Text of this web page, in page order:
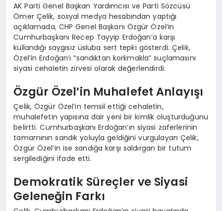
AK Parti Genel Başkan Yardımcısı ve Parti Sözcüsü
Ömer Çelik, sosyal medya hesabından yaptığı
açıklamada, CHP Genel Başkanı Özgür Özel’in
Cumhurbaşkanı Recep Tayyip Erdoğan’a karşı
kullandığı saygısız üsluba sert tepki gösterdi. Çelik,
Özel’in Erdoğan’ı “sandıktan korkmakla” suçlamasını
siyasi cehaletin zirvesi olarak değerlendirdi.
Özgür Özel’in Muhalefet Anlayışı
Çelik, Özgür Özel’in temsil ettiği cehaletin,
muhalefetin yapısına dair yeni bir kimlik oluşturduğunu
belirtti. Cumhurbaşkanı Erdoğan’ın siyasi zaferlerinin
tamamının sandık yoluyla geldiğini vurgulayan Çelik,
Özgür Özel’in ise sandığa karşı saldırgan bir tutum
sergilediğini ifade etti.
Demokratik Süreçler ve Siyasi
Geleneğin Farkı